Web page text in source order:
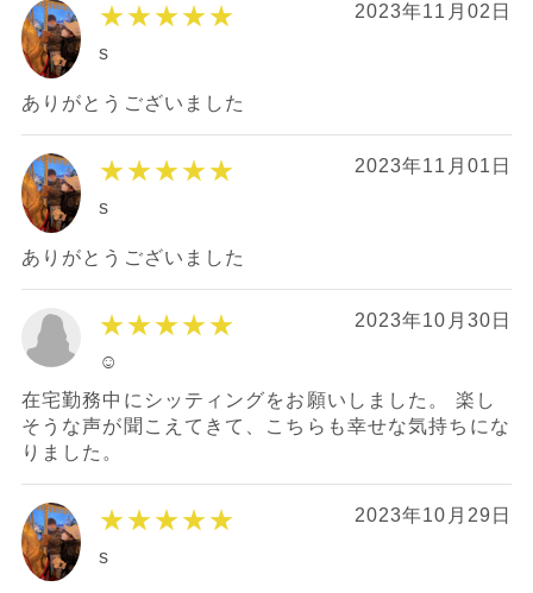
★★★★★ 2023年11月02日
s
ありがとうございました
★★★★★ 2023年11月01日
s
ありがとうございました
★★★★★ 2023年10月30日
☺︎
在宅勤務中にシッティングをお願いしました。 楽し
そうな声が聞こえてきて、こちらも幸せな気持ちにな
りました。
★★★★★ 2023年10月29日
s